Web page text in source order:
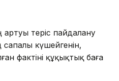
артуы теріс пайдалану
сапалы күшейгенін,
фактіні құқықтық баға